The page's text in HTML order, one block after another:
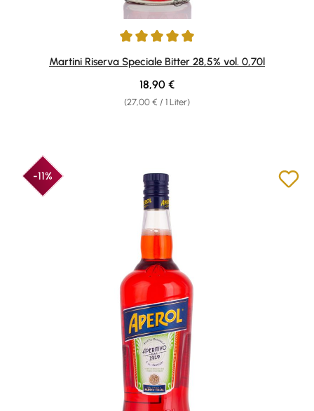
Durchschnittliche Bewertung von 5 von 5 Sternen
Martini Riserva Speciale Bitter 28,5% vol. 0,70l
(27,00 € / 1 Liter)
Regulärer Preis:
18,90 €
-11%